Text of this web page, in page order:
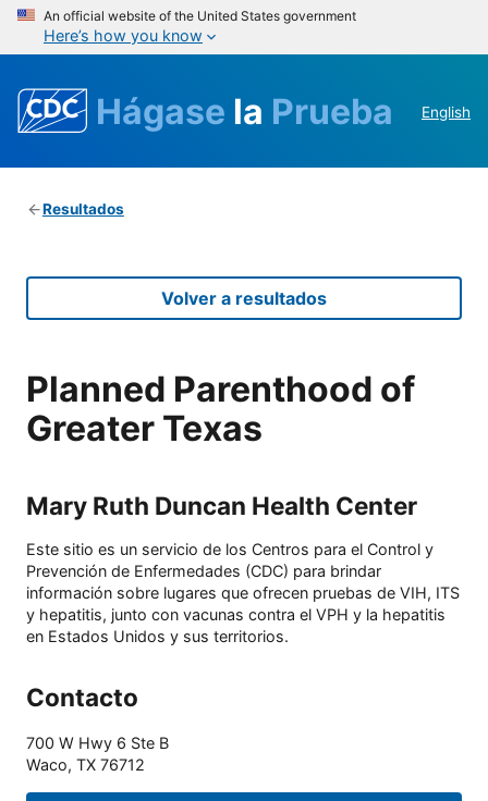
An official website of the United States government
Here’s how you know
Hágase la Prueba English
Resultados
Volver a resultados
Planned Parenthood of
Greater Texas
Mary Ruth Duncan Health Center
Este sitio es un servicio de los Centros para el Control y
Prevención de Enfermedades (CDC) para brindar
información sobre lugares que ofrecen pruebas de VIH, ITS
y hepatitis, junto con vacunas contra el VPH y la hepatitis
en Estados Unidos y sus territorios.
Contacto
700 W Hwy 6 Ste B
Waco, TX 76712